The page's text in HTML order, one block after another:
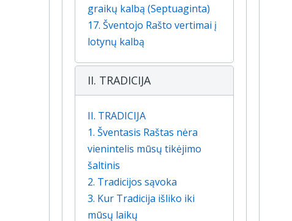
graikų kalbą (Septuaginta)
17. Šventojo Rašto vertimai į
lotynų kalbą
II. TRADICIJA
II. TRADICIJA
1. Šventasis Raštas nėra
vienintelis mūsų tikėjimo
šaltinis
2. Tradicijos sąvoka
3. Kur Tradicija išliko iki
mūsų laikų